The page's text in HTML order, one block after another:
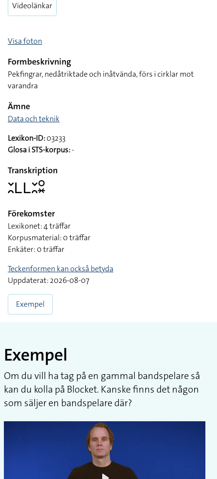
Videolänkar
Visa foton
Formbeskrivning
Pekfingrar, nedåtriktade och inåtvända, förs i cirklar mot
varandra
Ämne
Data och teknik
Lexikon-ID:03233
Glosa i STS-korpus:-
Transkription
􌥖􌥘􌥈􌥈􌥖􌥘􌥰􌦂
Förekomster
Lexikonet: 4 träffar
Korpusmaterial: 0 träffar
Enkäter: 0 träffar
Teckenformen kan också betyda
Uppdaterat: 2026-08-07
Exempel
Exempel
Om du vill ha tag på en gammal bandspelare så
kan du kolla på Blocket. Kanske finns det någon
som säljer en bandspelare där?